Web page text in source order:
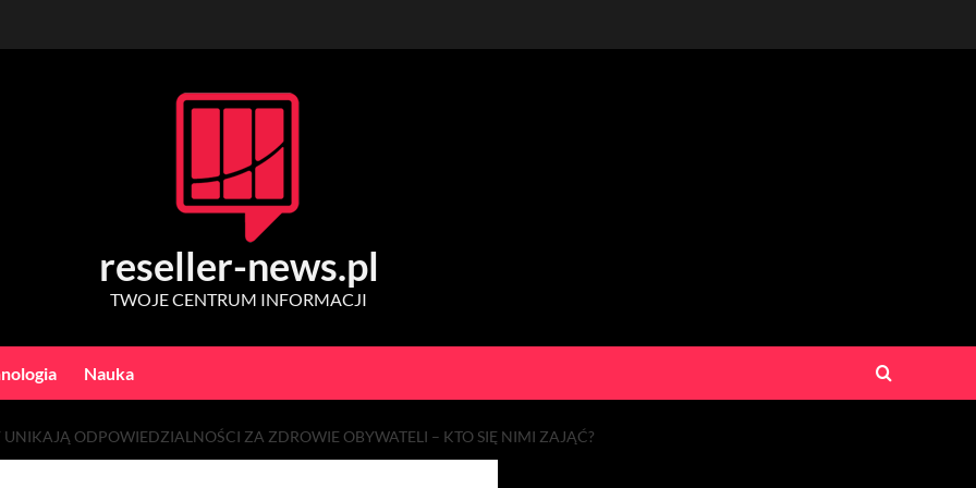
reseller-news.pl
TWOJE CENTRUM INFORMACJI
Nauka
UNIKAJĄ ODPOWIEDZIALNOŚCI ZA ZDROWIE OBYWATELI – KTO SIĘ NIMI ZAJĄĆ?